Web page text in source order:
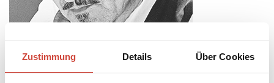
Zustimmung Details Über Cookies